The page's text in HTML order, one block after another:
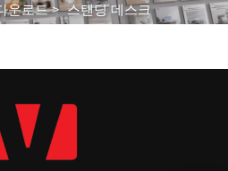
운로드>스탠딩 데스크